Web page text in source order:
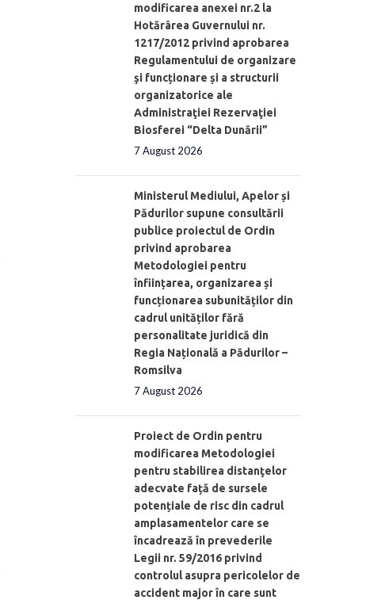
modificarea anexei nr.2 la
Hotărârea Guvernului nr.
1217/2012 privind aprobarea
Regulamentului de organizare
şi funcționare și a structurii
organizatorice ale
Administraţiei Rezervaţiei
Biosferei “Delta Dunării”
7 August 2026
Ministerul Mediului, Apelor și
Pădurilor supune consultării
publice proiectul de Ordin
privind aprobarea
Metodologiei pentru
înființarea, organizarea și
funcționarea subunităților din
cadrul unităților fără
personalitate juridică din
Regia Națională a Pădurilor –
Romsilva
7 August 2026
Proiect de Ordin pentru
modificarea Metodologiei
pentru stabilirea distanţelor
adecvate față de sursele
potențiale de risc din cadrul
amplasamentelor care se
încadrează în prevederile
Legii nr. 59/2016 privind
controlul asupra pericolelor de
accident major în care sunt